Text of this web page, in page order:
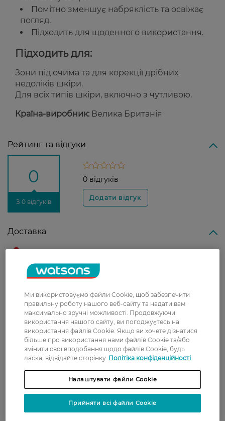
Помітно зменшує набряклість та освіжає
погляд.
Підходить для щоденного використання.
Підходить для:
Зони під очима та для корекції дрібних
недоліків шкіри.
Для всіх типів шкіри, включно з чутливою.
Країна-виробник: Велика Британія
Рейтинг та відгуки
0
З 0 відгуків
0 відгуків
Доставка
У відділення Нової пошти - 99 грн,
безкоштовно від 699 грн
Укрпошта
Вартість доставки - 79 грн, безкоштовна
доставка від - 599 грн
Забрати сьогодні в магазині Watsons
Вартість доставки - 0 грн
Показати більше
Оплата
Оплата карткою
Ми використовуємо файли Cookie, щоб забезпечити
правильну роботу нашого веб-сайту та надати вам
максимально зручні можливості. Продовжуючи
використання нашого сайту, ви погоджуєтесь на
використання файлів Cookie. Якщо ви хочете дізнатися
більше про використання нами файлів Cookie та/або
змінити свої вподобання щодо файлів Cookie, будь
ласка, відвідайте сторінку Політіка конфіденційності
Налаштувати файли Cookie
Прийняти всі файли Cookie